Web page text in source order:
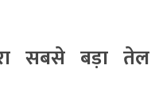
सबसे बड़ा तेल